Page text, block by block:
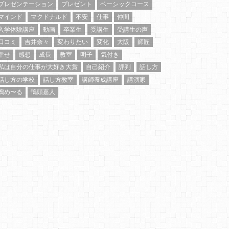
レゼンテーション プレゼント
ベーシックコース
インド
マクドナルド 不安 仕事
仲間
学体験講座
動画 卒業生 受講生
受講生の声
コミ
吉井奈々 変わりたい 変化 大阪
師匠
せ
感想 成長 教室 明子
気付き
は自分の仕事が大好き大賞
自己紹介 評判
話し方
し方の学校
話し方教室 講師養成講座
講演家
め〜る
鴨頭嘉人